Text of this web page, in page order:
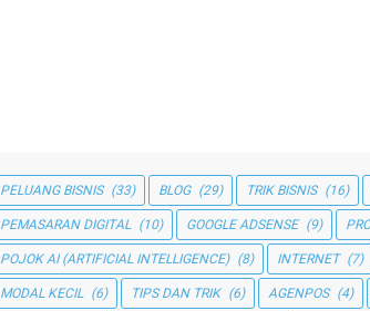
PELUANG BISNIS (33) BLOG (29) TRIK BISNIS (16)
PEMASARAN DIGITAL (10) GOOGLE ADSENSE (9)
POJOK AI (ARTIFICIAL INTELLIGENCE) (8) INTERNET (7)
MODAL KECIL (6) TIPS DAN TRIK (6) AGENPOS (4)